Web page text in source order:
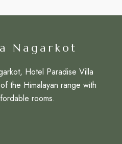
Nagarkot
Hotel Paradise Villa
the Himalayan range with
rooms.